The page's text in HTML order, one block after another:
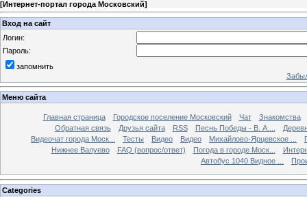
[Интернет-портал города Московский]
Вход на сайт
Логин:
Пароль:
запомнить
Меню сайта
Главная страница Городское поселение Московский Чат
Знакомства
Обратная связь
Друзья сайта RSS Песнь Победы - В. А....
Видеочат города Моск...
Тесты Видео Видео Михайлово-Ярцевское ...
Нижнее Валуево
FAQ (вопрос/ответ) Погода в городе Моск...
Автобус 1040 Видное ...
Categories